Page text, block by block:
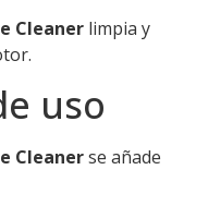
Cleaner limpia y
uso
Cleanerse añade